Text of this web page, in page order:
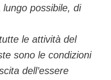
possibile, di
le attività del
sono le condizioni
dell’essere